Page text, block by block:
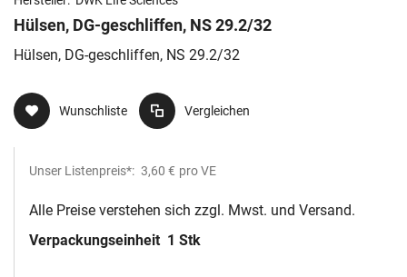
Hülsen, DG-geschliffen, NS 29.2/32
Hülsen, DG-geschliffen, NS 29.2/32
Wunschliste Vergleichen
Unser Listenpreis*: 3,60 € pro VE
Alle Preise verstehen sich zzgl. Mwst. und Versand.
Verpackungseinheit 1 Stk